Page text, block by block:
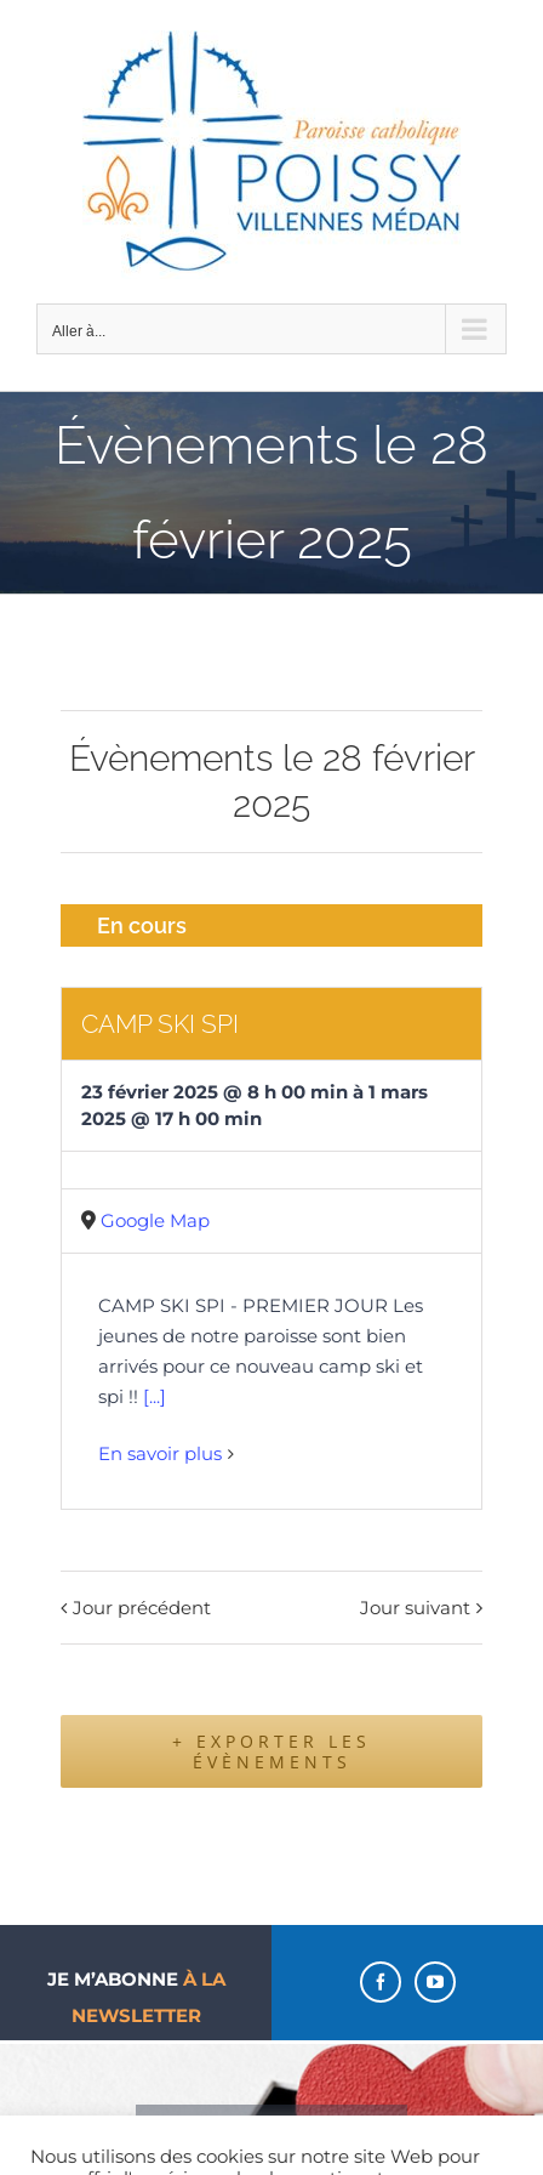
Aller à...
Évènements le 28
février 2025
Évènements le 28 février
2025
En cours
CAMP SKI SPI
23 février 2025 @ 8 h 00 minà 1 mars
2025 @ 17 h 00 min
Google Map
CAMP SKI SPI - PREMIER JOUR Les
jeunes de notre paroisse sont bien
arrivés pour ce nouveau camp ski et
spi !! [...]
En savoir plus
Jour précédent Jour suivant
+ EXPORTER LES
ÉVÈNEMENTS
JE M’ABONNE À LA
NEWSLETTER
donne !
Nous utilisons des cookies sur notre site Web pour